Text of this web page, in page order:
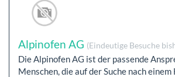
Alpinofen AG (Eindeutige Besuche
Die Alpinofen AG ist der passende
Menschen, die auf der Suche nach